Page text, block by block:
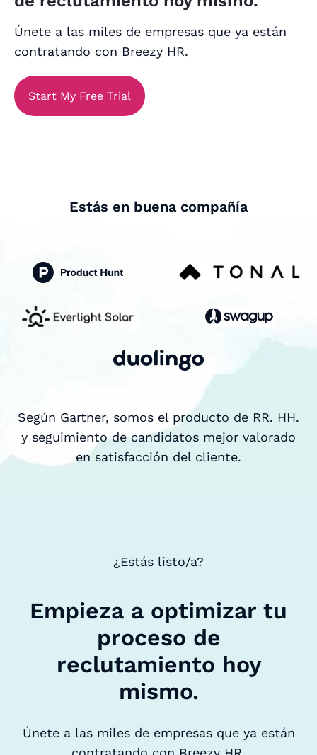
Únete a las miles de empresas que ya están
contratando con Breezy HR.
Start My Free Trial
Estás en buena compañía
Según Gartner, somos el producto de RR. HH.
y seguimiento de candidatos mejor valorado
en satisfacción del cliente.
¿Estás listo/a?
Empieza a optimizar tu
proceso de
reclutamiento hoy
mismo.
Únete a las miles de empresas que ya están